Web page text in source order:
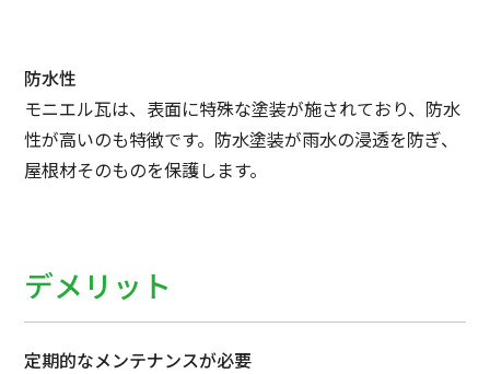
防水性
モニエル瓦は、表面に特殊な塗装が施されており、防水
性が高いのも特徴です。防水塗装が雨水の浸透を防ぎ、
屋根材そのものを保護します。
デメリット
定期的なメンテナンスが必要